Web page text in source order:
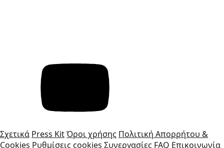
Σχετικά Press KitΌροι χρήσης Πολιτική Απορρήτου &
Cookies Ρυθμίσεις cookies Συνεργασίες FAQ Επικοινωνία